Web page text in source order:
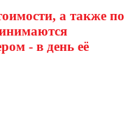
а также по
- в день её